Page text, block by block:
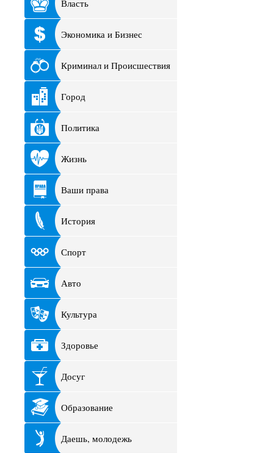
Власть
Экономика и Бизнес
Криминал и Происшествия
Город
Политика
Жизнь
Ваши права
История
Спорт
Авто
Культура
Здоровье
Досуг
Образование
Даешь, молодежь